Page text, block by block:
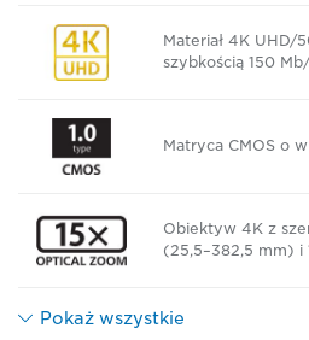
Materiał 4K UHD/
szybkością 150
Matryca CMOS o
Obiektyw 4K z
(25,5–382,5 mm) i
Pokaż wszystkie